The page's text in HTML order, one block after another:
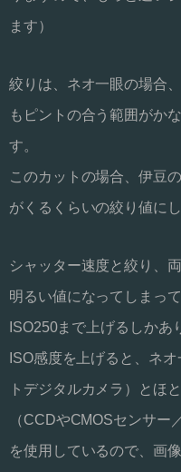
ます）
絞りは、ネオ一眼の場合
もピントの合う範囲がか
す。
このカットの場合、伊豆
がくるくらいの絞り値にし
シャッター速度と絞り、
明るい値になってしまっ
ISO250まで上げるしかあ
ISO感度を上げると、ネ
トデジタルカメラ）とほ
（CCDやCMOSセンサー
を使用しているので、画